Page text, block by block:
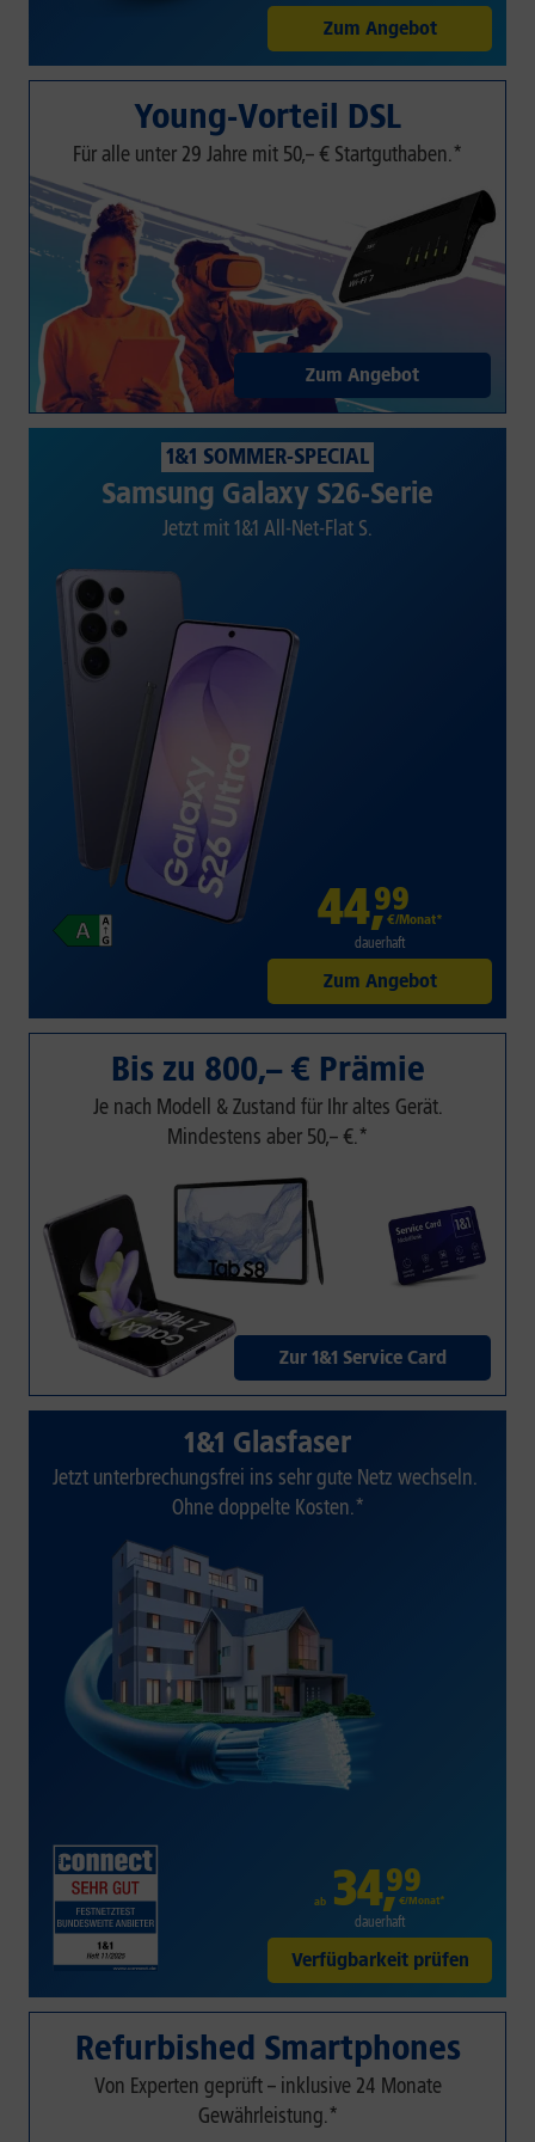
Zum Angebot
Young-Vorteil DSL
Für alle unter 29 Jahre mit 50,– € Startguthaben.*
Zum Angebot
1&1 SOMMER-SPECIAL
Samsung Galaxy S26-Serie
Jetzt mit 1&1 All-Net-Flat S.
44,99
€/Monat*
dauerhaft
Zum Angebot
Bis zu 800,– € Prämie
Je nach Modell & Zustand für Ihr altes Gerät.
Mindestens aber 50,– €.*
Zur 1&1 Service Card
1&1 Glasfaser
Jetzt unterbrechungsfrei ins sehr gute Netz wechseln.
Ohne doppelte Kosten.*
ab 34,99
€/Monat*
dauerhaft
Verfügbarkeit prüfen
Refurbished Smartphones
Von Experten geprüft – inklusive 24 Monate
Gewährleistung.*